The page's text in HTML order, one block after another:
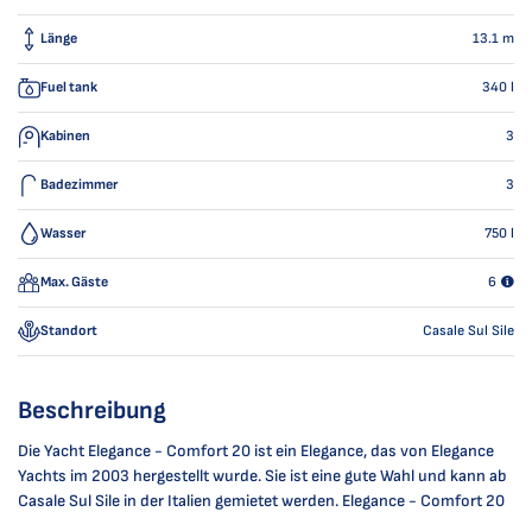
Länge 13.1 m
Fuel tank 340 l
Kabinen 3
Badezimmer 3
Wasser 750 l
Max. Gäste 6
Standort Casale Sul Sile
Beschreibung
Die Yacht Elegance - Comfort 20 ist ein Elegance, das von Elegance
Yachts im 2003 hergestellt wurde. Sie ist eine gute Wahl und kann ab
Casale Sul Sile in der Italien gemietet werden. Elegance - Comfort 20